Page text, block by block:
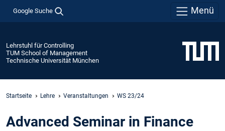
Google Suche Menü
Lehrstuhl für Controlling
TUM School of Management
Technische Universität München
Startseite Lehre Veranstaltungen WS 23/24
Advanced Seminar in Finance